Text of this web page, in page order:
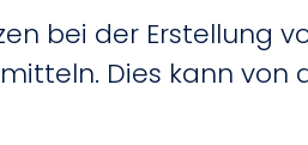
bei der Erstellung
Dies kann von